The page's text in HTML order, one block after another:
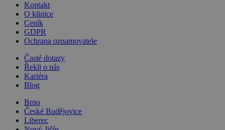
Kontakt
O klinice
Ceník
GDPR
Ochrana oznamovatele
Časté dotazy
Řekli o nás
Kariéra
Blog
Brno
České Budějovice
Liberec